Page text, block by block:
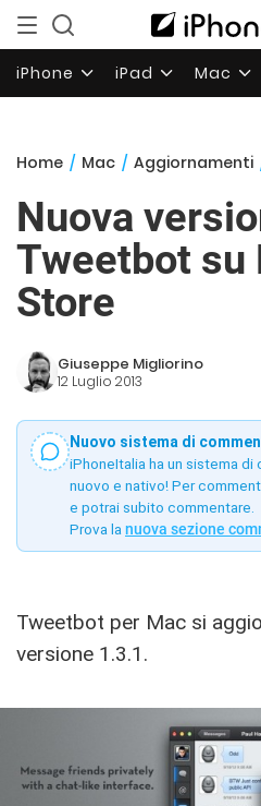
iPhone iPad Mac
Home / Mac / Aggiornamenti
Nuova
Tweetbot su
Store
Giuseppe Migliorino
12 Luglio 2013
Nuovo sistema di
iPhoneItalia ha un sistema
nuovo e nativo! Per
e potrai subito commentare.
Prova la nuova sezione
Tweetbot per Mac si
versione 1.3.1.